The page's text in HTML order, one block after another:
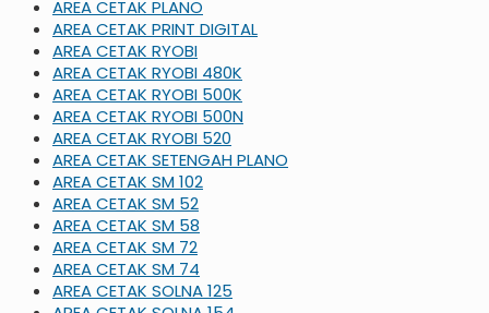
AREA CETAK PLANO
AREA CETAK PRINT DIGITAL
AREA CETAK RYOBI
AREA CETAK RYOBI 480K
AREA CETAK RYOBI 500K
AREA CETAK RYOBI 500N
AREA CETAK RYOBI 520
AREA CETAK SETENGAH PLANO
AREA CETAK SM 102
AREA CETAK SM 52
AREA CETAK SM 58
AREA CETAK SM 72
AREA CETAK SM 74
AREA CETAK SOLNA 125